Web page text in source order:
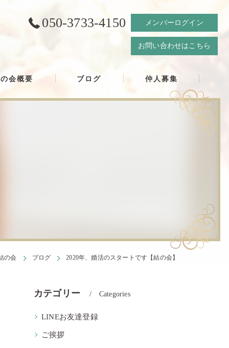
050-3733-4150 メンバーログイン
お問い合わせはこちら
会概要 ブログ 仲人募集
の会 ブログ 2020年、婚活のスタートです【結の会】
カテゴリー Categories
LINEお友達登録
ご挨拶